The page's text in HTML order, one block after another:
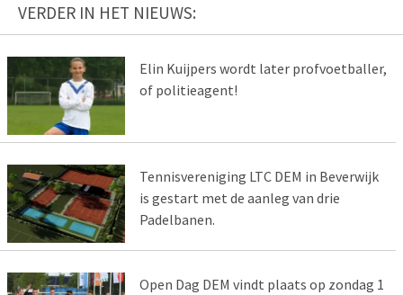
VERDER IN HET NIEUWS:
Elin Kuijpers wordt later profvoetballer,
of politieagent!
Tennisvereniging LTC DEM in Beverwijk
is gestart met de aanleg van drie
Padelbanen.
Open Dag DEM vindt plaats op zondag 1